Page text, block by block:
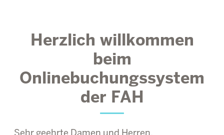
Herzlich willkommen
beim
Onlinebuchungssystem
der FAH